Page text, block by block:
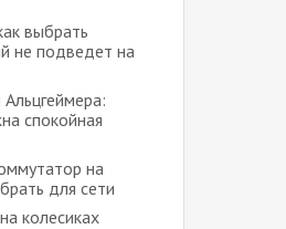
выбрать
не подведет на
спокойная
на
для сети
колесиках